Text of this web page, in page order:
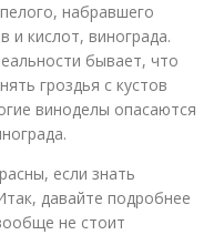
набравшего
и кислот, винограда.
бывает, что
гроздья с кустов
виноделы опасаются
если знать
давайте подробнее
не стоит